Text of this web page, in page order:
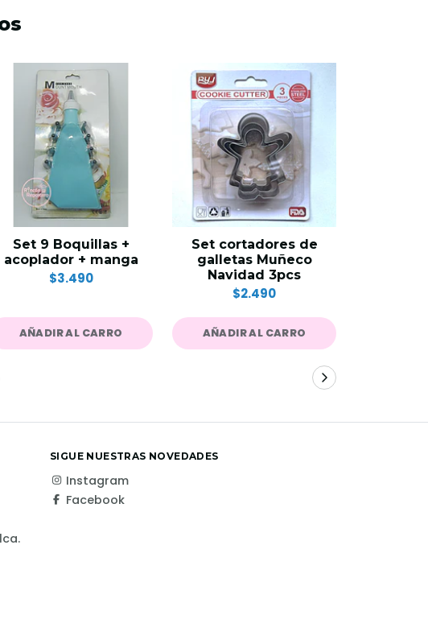
Set 9 Boquillas +
acoplador + manga
$3.490
AÑADIR AL CARRO
Set cortadores de
galletas Muñeco
Navidad 3pcs
$2.490
AÑADIR AL CARRO
SIGUE NUESTRAS NOVEDADES
Instagram
Facebook